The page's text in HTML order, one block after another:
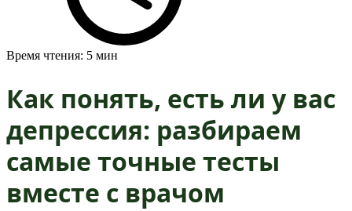
Время чтения: 5 мин
Как понять, есть ли у вас
депрессия: разбираем
самые точные тесты
вместе с врачом